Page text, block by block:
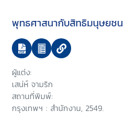
พุทธศาสนากับสิทธิมนุษยชน
ผู้แต่ง:
เสน่ห์ จามริก
สถานที่พิมพ์:
กรุงเทพฯ : สำนักงาน, 2549.